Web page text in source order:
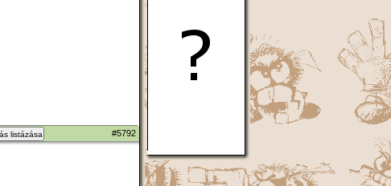
listázása #5792